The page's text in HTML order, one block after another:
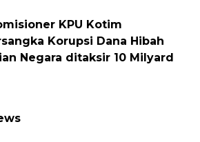
KPU Kotim
Korupsi Dana Hibah
Negara ditaksir 10 Milyard